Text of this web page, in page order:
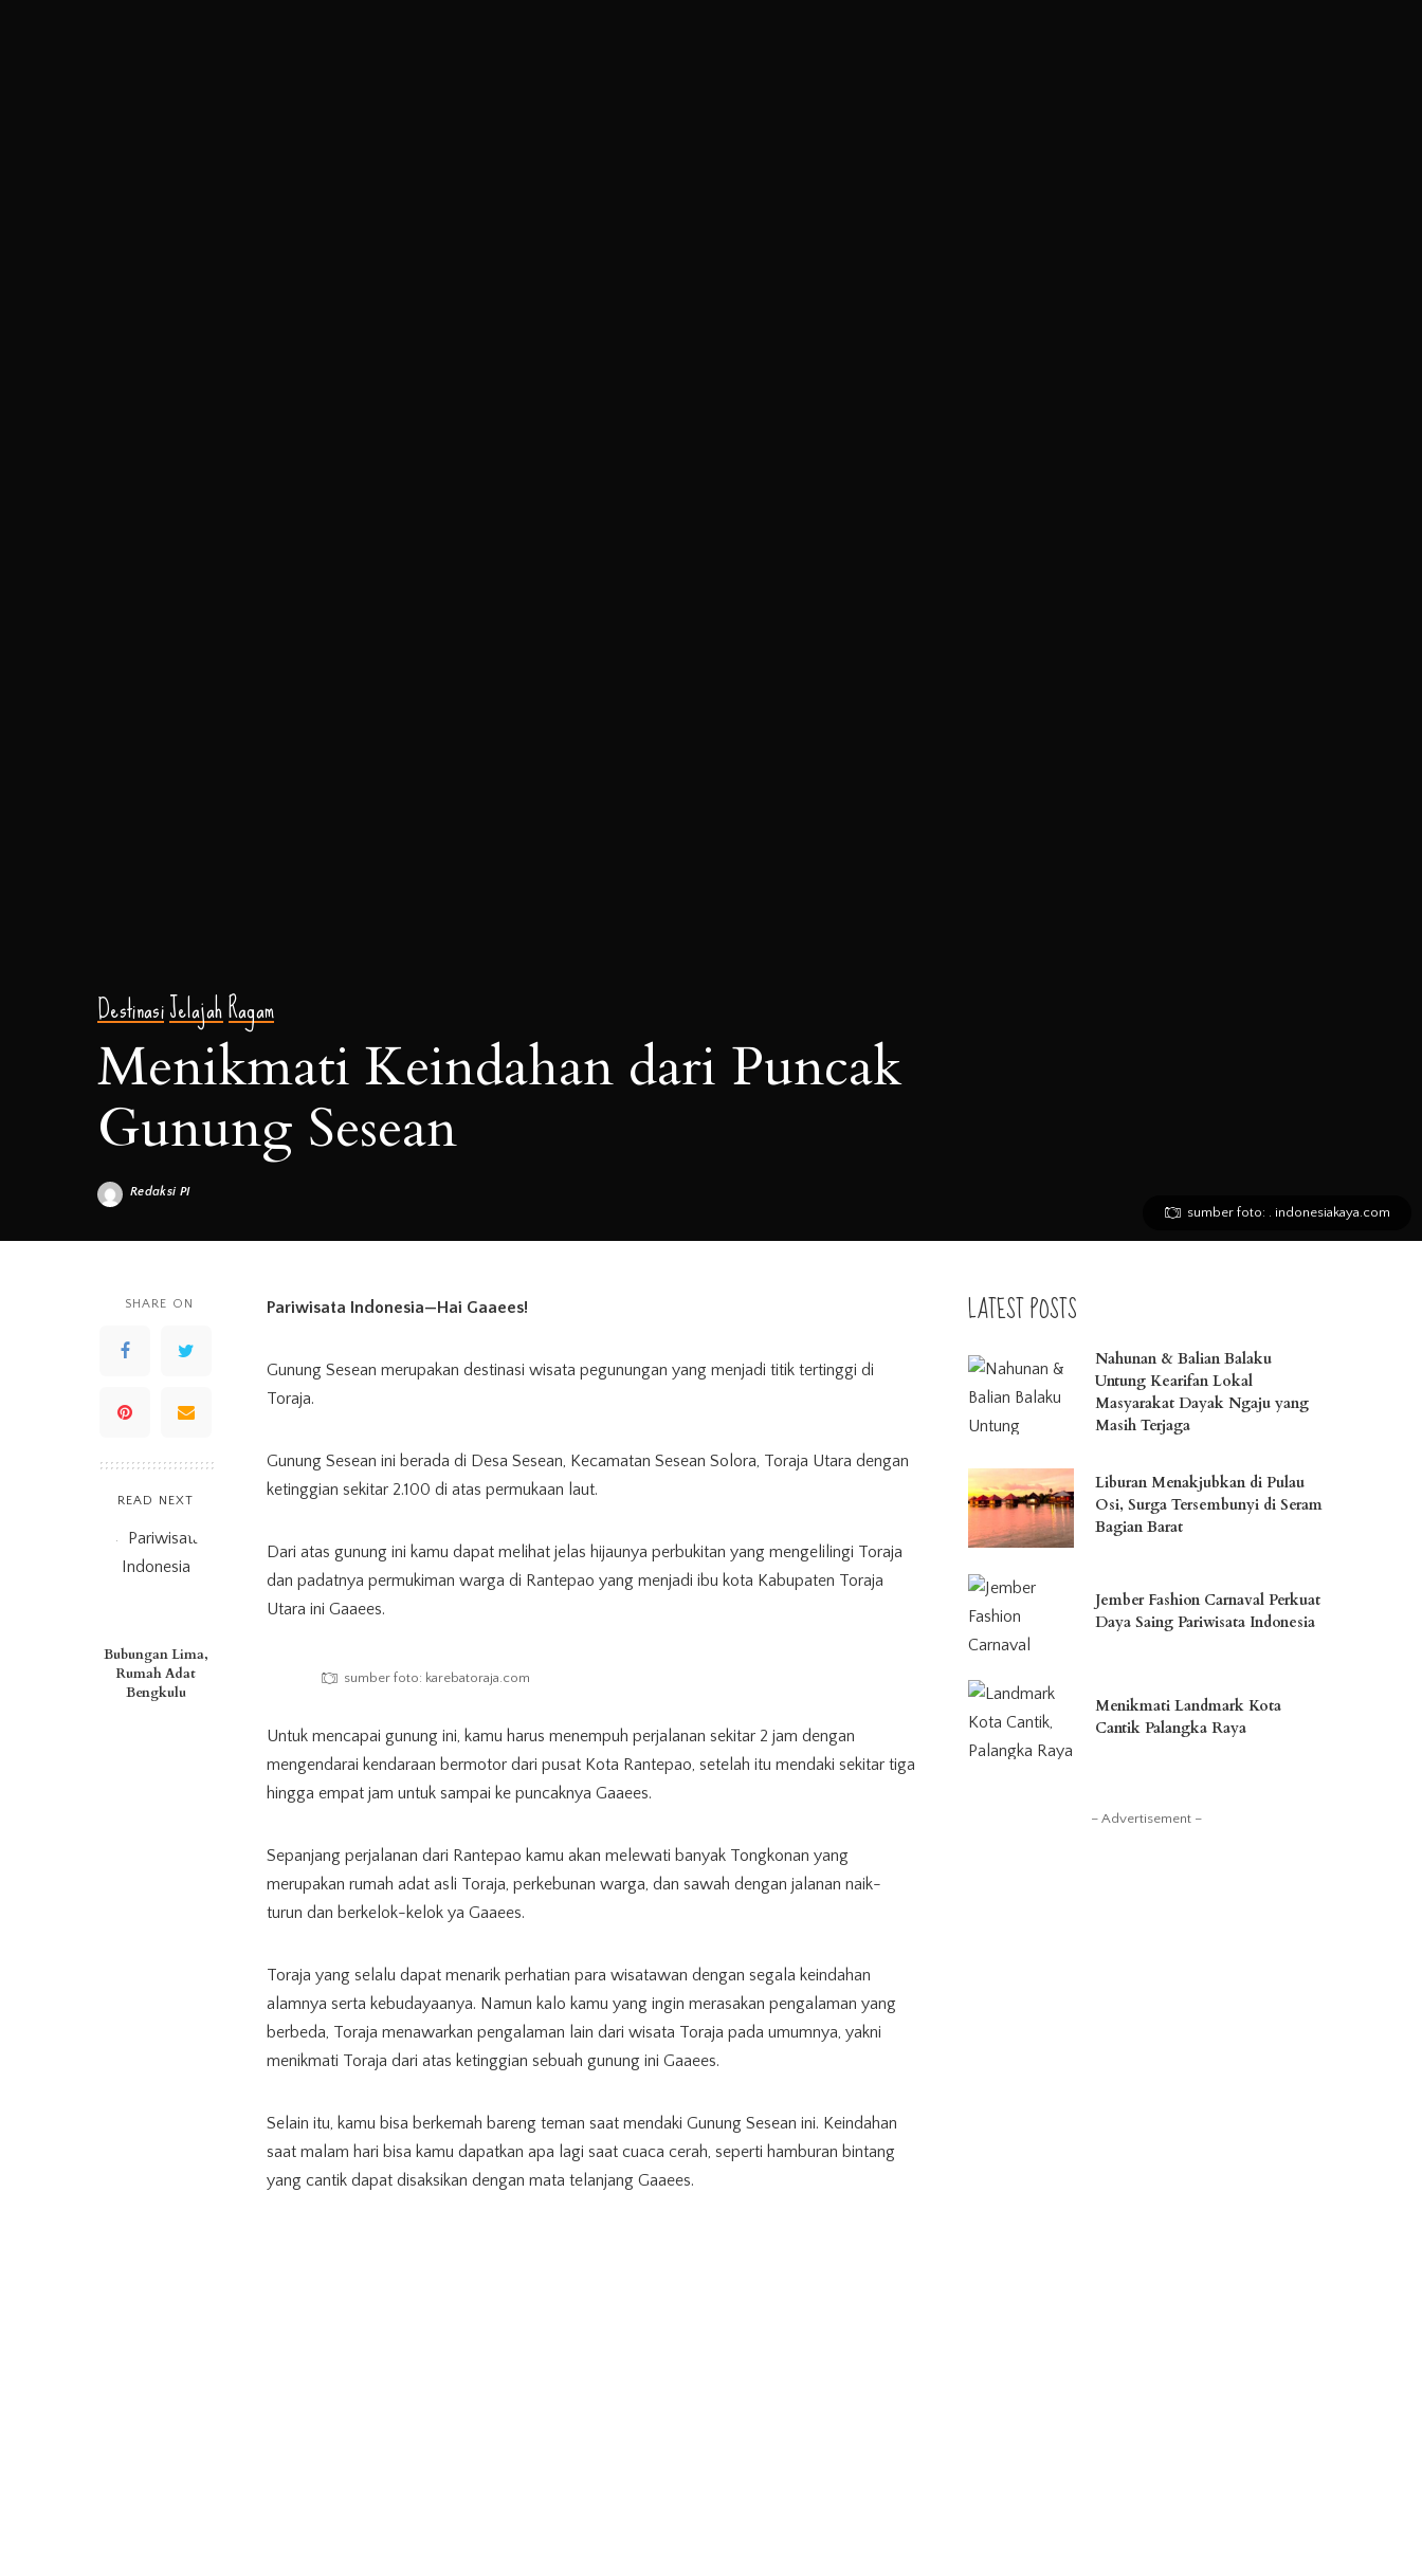
sumber foto: . indonesiakaya.com
DestinasiJelajahRagam
Menikmati Keindahan dari Puncak
Gunung Sesean
Posted
Redaksi PI
SHARE ON
READ NEXT
Bubungan Lima,
Rumah Adat
Bengkulu
Pariwisata Indonesia—Hai Gaaees!
Gunung Sesean merupakan destinasi wisata pegunungan yang menjadi titik tertinggi di
Toraja.
Gunung Sesean ini berada di Desa Sesean, Kecamatan Sesean Solora, Toraja Utara dengan
ketinggian sekitar 2.100 di atas permukaan laut.
Dari atas gunung ini kamu dapat melihat jelas hijaunya perbukitan yang mengelilingi Toraja
dan padatnya permukiman warga di Rantepao yang menjadi ibu kota Kabupaten Toraja
Utara ini Gaaees.
sumber foto: karebatoraja.com
Untuk mencapai gunung ini, kamu harus menempuh perjalanan sekitar 2 jam dengan
mengendarai kendaraan bermotor dari pusat Kota Rantepao, setelah itu mendaki sekitar tiga
hingga empat jam untuk sampai ke puncaknya Gaaees.
Sepanjang perjalanan dari Rantepao kamu akan melewati banyak Tongkonan yang
merupakan rumah adat asli Toraja, perkebunan warga, dan sawah dengan jalanan naik-
turun dan berkelok-kelok ya Gaaees.
Toraja yang selalu dapat menarik perhatian para wisatawan dengan segala keindahan
alamnya serta kebudayaanya. Namun kalo kamu yang ingin merasakan pengalaman yang
berbeda, Toraja menawarkan pengalaman lain dari wisata Toraja pada umumnya, yakni
menikmati Toraja dari atas ketinggian sebuah gunung ini Gaaees.
Selain itu, kamu bisa berkemah bareng teman saat mendaki Gunung Sesean ini. Keindahan
saat malam hari bisa kamu dapatkan apa lagi saat cuaca cerah, seperti hamburan bintang
yang cantik dapat disaksikan dengan mata telanjang Gaaees.
LATEST POSTS
Nahunan & Balian Balaku
Untung Kearifan Lokal
Masyarakat Dayak Ngaju yang
Masih Terjaga
Liburan Menakjubkan di Pulau
Osi, Surga Tersembunyi di Seram
Bagian Barat
Jember Fashion Carnaval Perkuat
Daya Saing Pariwisata Indonesia
Menikmati Landmark Kota
Cantik Palangka Raya
– Advertisement –